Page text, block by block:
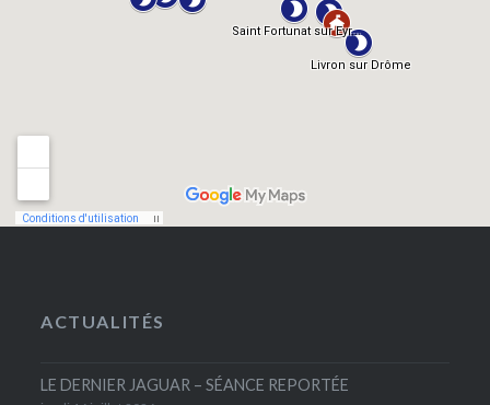
ACTUALITÉS
LE DERNIER JAGUAR – SÉANCE REPORTÉE